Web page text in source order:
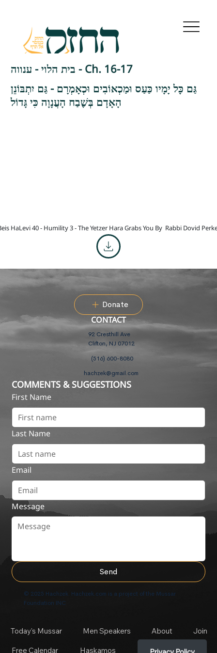
בית הלוי - ענווה - Ch. 16-17
גַּם כָּל יָמָיו כַּעַס וּמַכְאוֹבִים וּכְאָמְרָם - גַּם יִתְבּוֹנֵן
הָאָדָם בְּשֶׁבַח הָעֲנָוָה כִּי גָּדוֹל
HaLevi 40 - Humility 3 - The Yetzer Hara Grabs You By Rabbi Dovid
Donate
CONTACT
92 Cresthill Ave
Clifton, NJ 07012
(516) 600-8080
hachzek@gmail.com
COMMENTS & SUGGESTIONS
First Name
Last Name
Email
Message
Send
© 2025 Hachzek. Hachzek.com is a project of the Mussar
Foundation INC
Today's Mussar Men Speakers About Join
Free Calendar Haskamos